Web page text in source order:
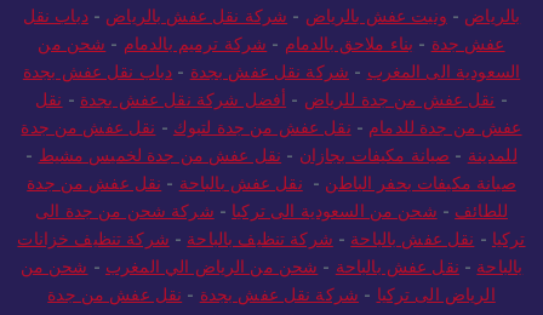
شركة نقل عفش بالرياض
- فتحات كور بالرياض- ونيت توصيل
بالرياض
-ونيت عفش بالرياض- شركة نقل عفش بالرياض -دباب نقل
عفش جدة
-بناء ملاحق بالدمام-شركة ترميم بالدمام-
شحن من
السعودية الى المغرب-شركة نقل عفش بجدة-دباب نقل عفش بجدة
-نقل عفش من جدة للرياض- أفضل شركة نقل عفش بجدة -نقل
عفش من جدة للدمام- نقل عفش من جدة لتبوك-نقل عفش من جدة
للمدينة-صيانة مكيفات بجازان- نقل عفش من جدة لخميس مشيط-
صيانة مكيفات بحفر الباطن-نقل عفش بالباحة-نقل عفش من جدة
للطائف -شحن من السعودية الى تركيا -شركة شحن من جدة الى
تركيا- نقل عفش بالباحة- شركة تنظيف بالباحة-
شركة تنظيف خزانات
بالباحة -نقل عفش بالباحة -شحن من الرياض الي المغرب -شحن من